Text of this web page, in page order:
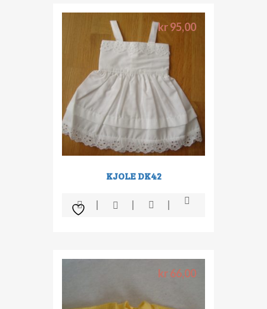
kr95,00
KJOLE DK42
kr66,00